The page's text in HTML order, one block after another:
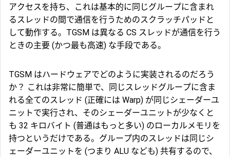
アクセスを持ち、これは基本的に同じグループに含まれ
るスレッドの間で通信を行うためのスクラッチパッドと
して動作する。TGSM は異なる CS スレッドが通信を行う
ときの主要 (かつ最も高速) な手段である。
TGSM はハードウェアでどのように実装されるのだろう
か？ これは非常に簡単で、同じスレッドグループに含ま
れる全てのスレッド (正確には Warp) が同じシェーダーユ
ニットで実行され、そのシェーダーユニットが少なくと
も 32 キロバイト (普通はもっと多い) のローカルメモリを
持つというだけである。グループ内のスレッドは同じシ
ェーダーユニットを (つまり ALU なども) 共有するので、